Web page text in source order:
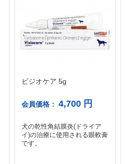
ビジオケア 5g
会員価格： 4,700 円
犬の乾性角結膜炎(ドライア
イ)の治療に使用される眼軟膏
です。